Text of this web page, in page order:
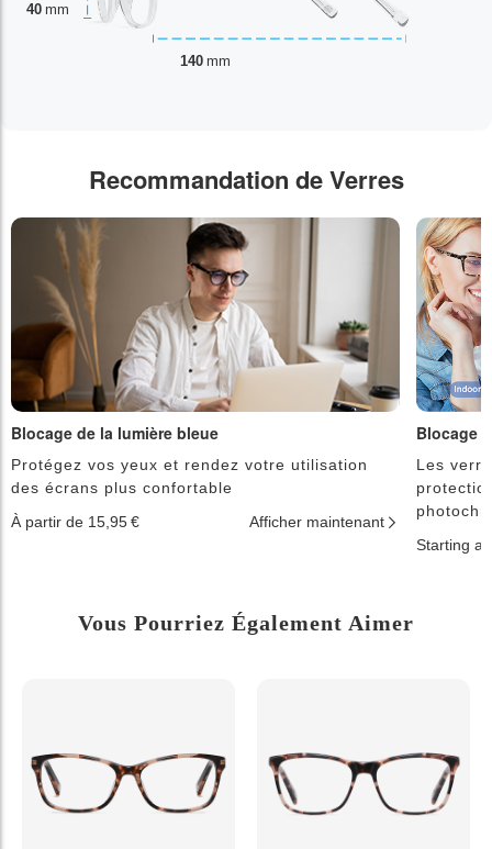
40 mm
140 mm
Recommandation de Verres
Blocage de la lumière bleue
Protégez vos yeux et rendez votre utilisation
des écrans plus confortable
À partir de 15,95 €
Afficher maintenant
Blocage
Les
Starting at
Vous Pourriez Également Aimer